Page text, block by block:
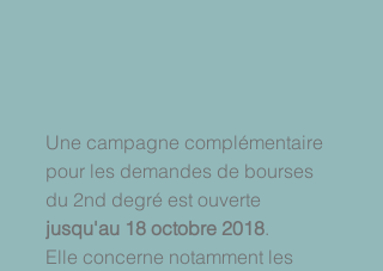
Une campagne complémentaire
pour les demandes de bourses
du 2nd degré est ouverte
jusqu'au 18 octobre 2018.
Elle concerne notamment les